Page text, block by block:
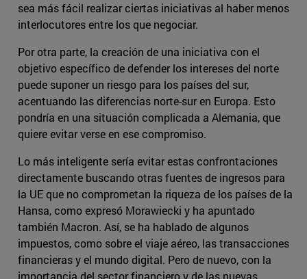
sea más fácil realizar ciertas iniciativas al haber menos
interlocutores entre los que negociar.
Por otra parte, la creación de una iniciativa con el
objetivo específico de defender los intereses del norte
puede suponer un riesgo para los países del sur,
acentuando las diferencias norte-sur en Europa. Esto
pondría en una situación complicada a Alemania, que
quiere evitar verse en ese compromiso.
Lo más inteligente sería evitar estas confrontaciones
directamente buscando otras fuentes de ingresos para
la UE que no comprometan la riqueza de los países de la
Hansa, como expresó Morawiecki y ha apuntado
también Macron. Así, se ha hablado de algunos
impuestos, como sobre el viaje aéreo, las transacciones
financieras y el mundo digital. Pero de nuevo, con la
importancia del sector financiero y de las nuevas